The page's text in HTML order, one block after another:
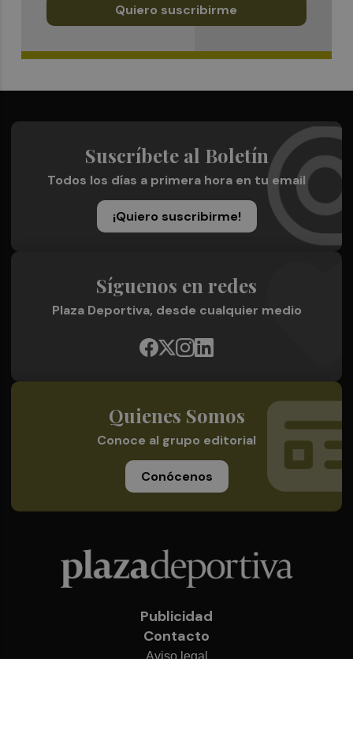
Quiero suscribirme
Suscríbete al Boletín
Todos los días a primera hora en tu email
¡Quiero suscribirme!
Síguenos en redes
Plaza Deportiva, desde cualquier medio
Quienes Somos
Conoce al grupo editorial
Conócenos
Publicidad
Contacto
Aviso legal